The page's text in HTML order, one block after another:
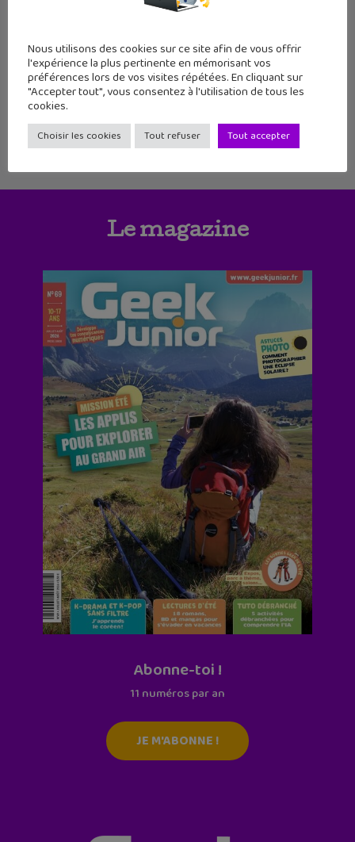
111 112 113 114 115 116
Le magazine
Abonne-toi !
11 numéros par an
JE M'ABONNE !
Nous utilisons des cookies sur ce site afin de vous offrir
l'expérience la plus pertinente en mémorisant vos
préférences lors de vos visites répétées. En cliquant sur
"Accepter tout", vous consentez à l'utilisation de tous les
cookies.
Choisir les cookies Tout refuser Tout accepter